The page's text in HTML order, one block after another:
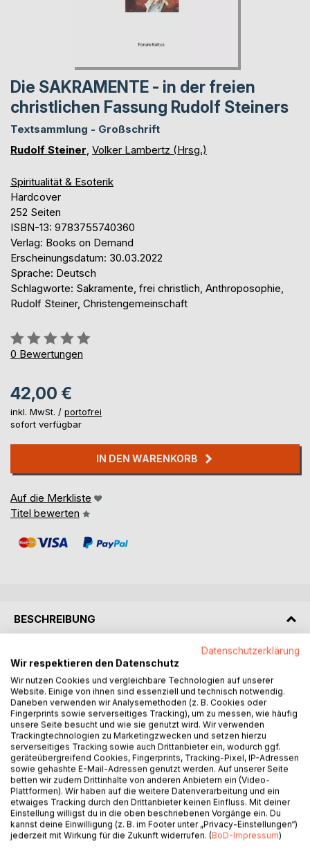
Die SAKRAMENTE - in der freien
christlichen Fassung Rudolf Steiners
Textsammlung - Großschrift
Rudolf Steiner Volker Lambertz (Hrsg.)
Spiritualität & Esoterik
Hardcover
252 Seiten
ISBN-13: 9783755740360
Verlag: Books on Demand
Erscheinungsdatum: 30.03.2022
Sprache: Deutsch
Schlagworte: Sakramente, frei christlich, Anthroposophie,
Rudolf Steiner, Christengemeinschaft
Bewertung::
0%
0 Bewertungen
42,00 €
inkl. MwSt. / portofrei
sofort verfügbar
IN DEN WARENKORB
Auf die Merkliste
Titel bewerten
BESCHREIBUNG
Die SAKRAMENTE - in der freien christlichen Fassung
Rudolf Steiners
Kultushandbuch
Komprimierte Ausgabe
Textsammlung - Großschrift - DIN A4
Alle Texte der sieben Sakramente
für eine überkonfessionelle, allgemein-priesterliche,
freie christliche Praxis,
ohne Hinweise oder Erläuterungen,
in Großschrift für die kultische Handhabung.
Datenschutzerklärung
Wir respektieren den Datenschutz
Wir nutzen Cookies und vergleichbare Technologien auf unserer
Website. Einige von ihnen sind essenziell und technisch notwendig.
Daneben verwenden wir Analysemethoden (z. B. Cookies oder
Fingerprints sowie serverseitiges Tracking), um zu messen, wie häufig
unsere Seite besucht und wie sie genutzt wird. Wir verwenden
Trackingtechnologien zu Marketingzwecken und setzen hierzu
serverseitiges Tracking sowie auch Drittanbieter ein, wodurch ggf.
geräteübergreifend Cookies, Fingerprints, Tracking-Pixel, IP-Adressen
sowie gehashte E-Mail-Adressen genutzt werden. Auf unserer Seite
betten wir zudem Drittinhalte von anderen Anbietern ein (Video-
Plattformen). Wir haben auf die weitere Datenverarbeitung und ein
etwaiges Tracking durch den Drittanbieter keinen Einfluss. Mit deiner
Einstellung willigst du in die oben beschriebenen Vorgänge ein. Du
kannst deine Einwilligung (z. B. im Footer unter „Privacy-Einstellungen“)
jederzeit mit Wirkung für die Zukunft widerrufen. (BoD-Impressum)